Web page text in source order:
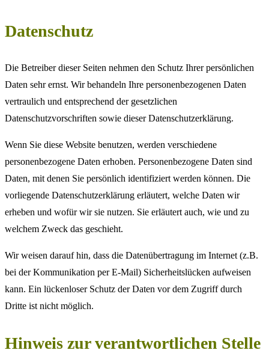
Datenschutz
Die Betreiber dieser Seiten nehmen den Schutz Ihrer persönlichen
Daten sehr ernst. Wir behandeln Ihre personenbezogenen Daten
vertraulich und entsprechend der gesetzlichen
Datenschutzvorschriften sowie dieser Datenschutzerklärung.
Wenn Sie diese Website benutzen, werden verschiedene
personenbezogene Daten erhoben. Personenbezogene Daten sind
Daten, mit denen Sie persönlich identifiziert werden können. Die
vorliegende Datenschutzerklärung erläutert, welche Daten wir
erheben und wofür wir sie nutzen. Sie erläutert auch, wie und zu
welchem Zweck das geschieht.
Wir weisen darauf hin, dass die Datenübertragung im Internet (z.B.
bei der Kommunikation per E-Mail) Sicherheitslücken aufweisen
kann. Ein lückenloser Schutz der Daten vor dem Zugriff durch
Dritte ist nicht möglich.
Hinweis zur verantwortlichen Stelle